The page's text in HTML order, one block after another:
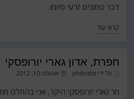
דבר טמונים זרעי סיומו.
קרא עוד
חפרת, אדון גארי יורופסקי
על ידי philoshit
פורסםאוגוסט 10, 2012
מר גארי יורופסקי היקר, אני בהחלט